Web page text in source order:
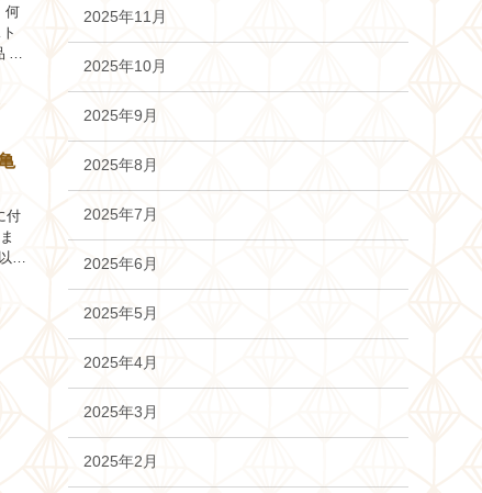
何
付
上
2025年11月
2025年10月
2025年9月
2025年8月
2025年7月
2025年6月
2025年5月
2025年4月
2025年3月
2025年2月